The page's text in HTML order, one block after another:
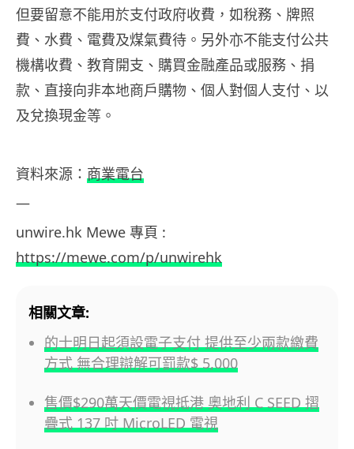
但要留意不能用於支付政府收費，如稅務、牌照
費、水費、電費及煤氣費待。另外亦不能支付公共
機構收費、教育開支、購買金融產品或服務、捐
款、直接向非本地商戶購物、個人對個人支付、以
及兌換現金等。
資料來源： 商業電台
—
unwire.hk Mewe 專頁 :
https://mewe.com/p/unwirehk
相關文章:
的士明日起須設電子支付 提供至少兩款繳費
方式 無合理辯解可罰款$ 5,000
售價$290萬天價電視抵港 奧地利 C SEED 摺
疊式 137 吋 MicroLED 電視